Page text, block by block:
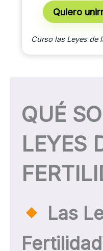
Quiero
Curso las Leyes de
QUÉ
LEYES
Las